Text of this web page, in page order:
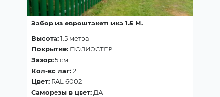
Забор из евроштакетника 1.5 М.
Высота:1.5 метра
Покрытие: ПОЛИЭСТЕР
Зазор:5 см
Кол-во лаг:2
Цвет: RAL 6002
Саморезы в цвет:ДА